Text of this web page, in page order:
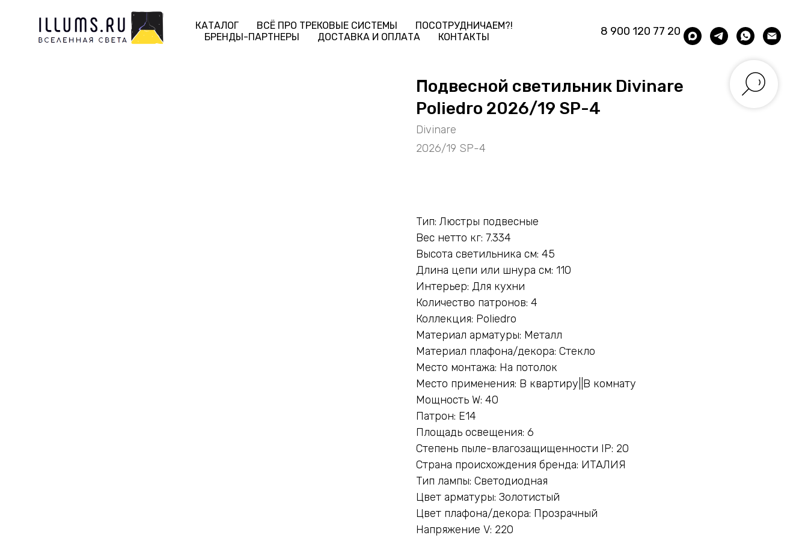
КАТАЛОГ ВСЁ ПРО ТРЕКОВЫЕ СИСТЕМЫ
ПОСОТРУДНИЧАЕМ?!
БРЕНДЫ-ПАРТНЕРЫ
ДОСТАВКА И ОПЛАТА КОНТАКТЫ 8 900 120 77 20
Подвесной светильник Divinare
Poliedro 2026/19 SP-4
Divinare
2026/19 SP-4
Тип: Люстры подвесные
Вес нетто кг: 7.334
Высота светильника см: 45
Длина цепи или шнура см: 110
Интерьер: Для кухни
Количество патронов: 4
Коллекция: Poliedro
Материал арматуры: Металл
Материал плафона/декора: Стекло
Место монтажа: На потолок
Место применения: В квартиру||В комнату
Мощность W: 40
Патрон: E14
Площадь освещения: 6
Степень пыле-влагозащищенности IP: 20
Страна происхождения бренда: ИТАЛИЯ
Тип лампы: Светодиодная
Цвет арматуры: Золотистый
Цвет плафона/декора: Прозрачный
Напряжение V: 220